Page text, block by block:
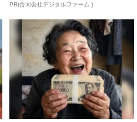
PR(合同会社デジタルファーム )